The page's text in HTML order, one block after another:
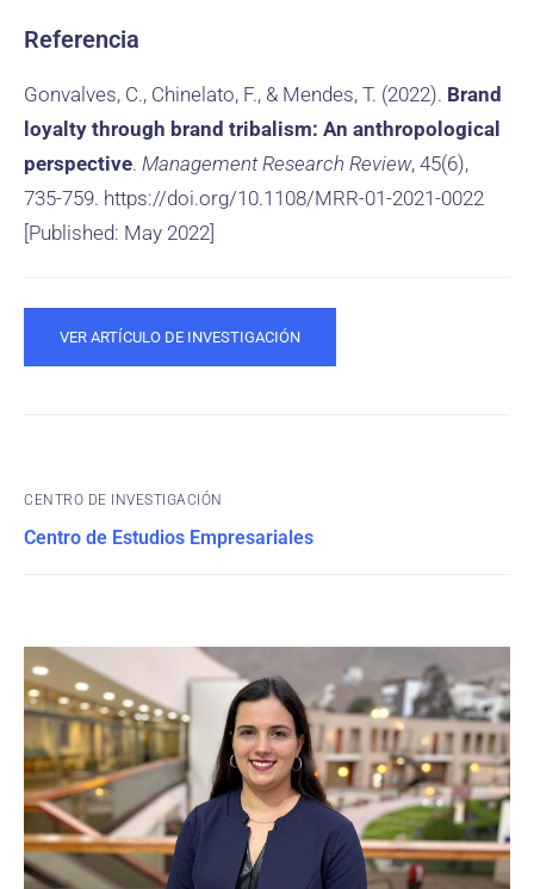
Referencia
Gonvalves, C., Chinelato, F., & Mendes, T. (2022). Brand
loyalty through brand tribalism: An anthropological
perspective. Management Research Review, 45(6),
735-759. https://doi.org/10.1108/MRR-01-2021-0022
[Published: May 2022]
VER ARTÍCULO DE INVESTIGACIÓN
CENTRO DE INVESTIGACIÓN
Centro de Estudios Empresariales